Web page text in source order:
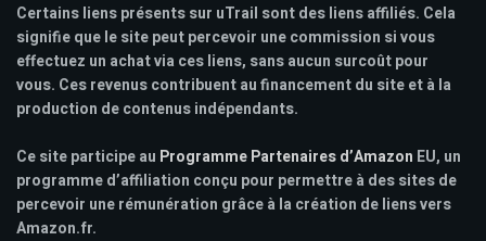
Certains liens présents sur uTrail sont des liens affiliés. Cela
signifie que le site peut percevoir une commission si vous
effectuez un achat via ces liens, sans aucun surcoût pour
vous. Ces revenus contribuent au financement du site et à la
production de contenus indépendants.
Ce site participe au Programme Partenaires d’Amazon EU, un
programme d’affiliation conçu pour permettre à des sites de
percevoir une rémunération grâce à la création de liens vers
Amazon.fr.